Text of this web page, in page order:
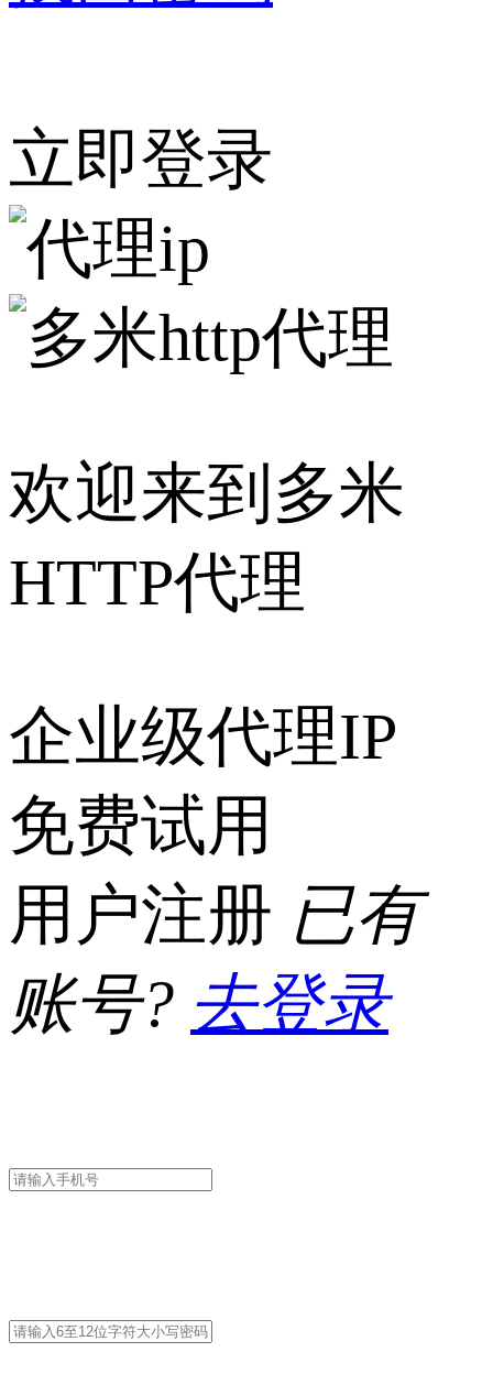
立即登录
欢迎来到多米
HTTP代理
企业级代理IP
免费试用
用户注册 已有
账号? 去登录